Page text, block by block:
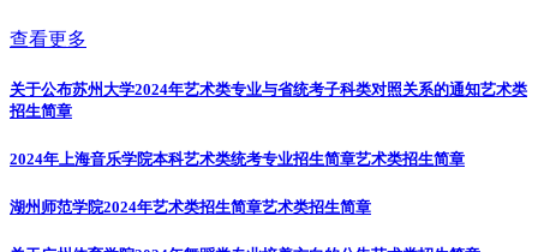
查看更多
关于公布苏州大学2024年艺术类专业与省统考子科类对照关系的通知艺术类
招生简章
2024年上海音乐学院本科艺术类统考专业招生简章艺术类招生简章
湖州师范学院2024年艺术类招生简章艺术类招生简章